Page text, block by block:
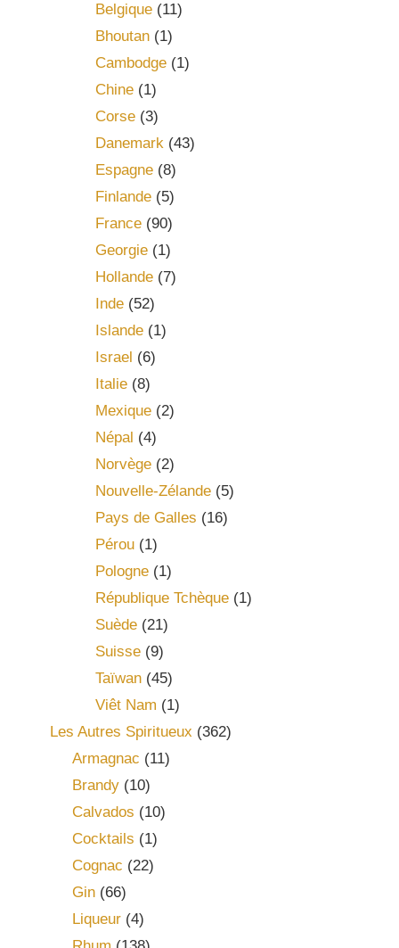
Belgique(11)
Bhoutan(1)
Cambodge(1)
Chine(1)
Corse(3)
Danemark(43)
Espagne(8)
Finlande(5)
France(90)
Georgie(1)
Hollande(7)
Inde(52)
Islande(1)
Israel (6)
Italie(8)
Mexique(2)
Népal (4)
Norvège(2)
Nouvelle-Zélande(5)
Pays de Galles (16)
Pérou(1)
Pologne(1)
République Tchèque(1)
Suède(21)
Suisse(9)
Taïwan(45)
Viêt Nam (1)
Les Autres Spiritueux (362)
Armagnac (11)
Brandy (10)
Calvados (10)
Cocktails (1)
Cognac (22)
Gin (66)
Liqueur (4)